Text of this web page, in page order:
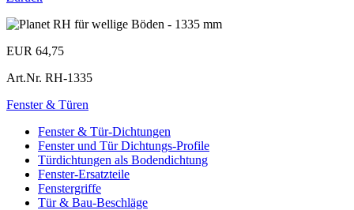
EUR 64,75
Art.Nr. RH-1335
Fenster & Türen
Fenster & Tür-Dichtungen
Fenster und Tür Dichtungs-Profile
Türdichtungen als Bodendichtung
Fenster-Ersatzteile
Fenstergriffe
Tür & Bau-Beschläge